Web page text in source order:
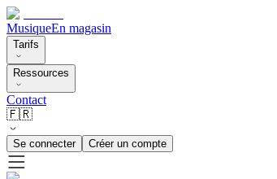
MusiqueEn magasin
Tarifs
Ressources
Contact
🇫🇷
Se connecter Créer un compte